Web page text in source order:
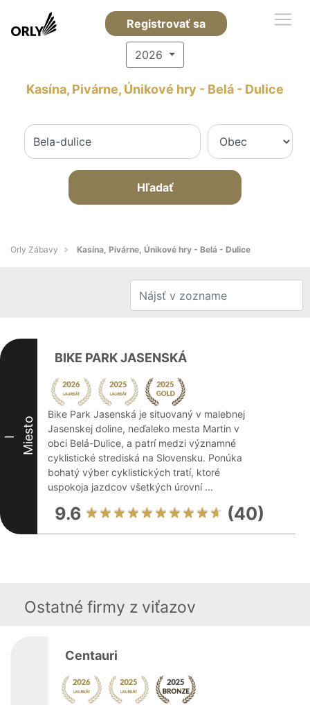
Registrovať sa
2026
Kasína, Pivárne, Únikové hry - Belá - Dulice
Hľadať
Orly Zábavy Kasína, Pivárne, Únikové hry - Belá - Dulice
I Miesto
BIKE PARK JASENSKÁ
Bike Park Jasenská je situovaný v malebnej
Jasenskej doline, neďaleko mesta Martin v
obci Belá-Dulice, a patrí medzi významné
cyklistické strediská na Slovensku. Ponúka
bohatý výber cyklistických tratí, ktoré
uspokoja jazdcov všetkých úrovní ...
9.6 (40)
Ostatné firmy z viťazov
Centauri